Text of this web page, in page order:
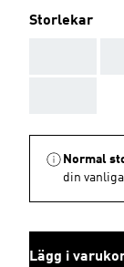
Storlekar
Normal
din
Lägg i